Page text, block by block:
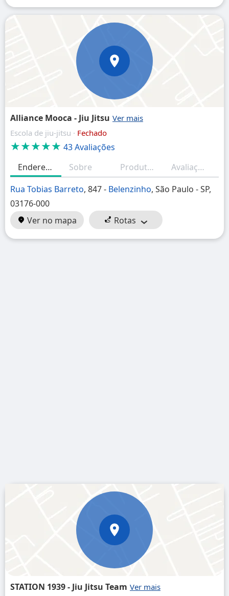
Alliance Mooca - Jiu Jitsu
Escola de jiu-jitsu · Fechado
★★★★★ 43 Avaliações
Endereço
Sobre Produtos/Serviços Avaliações
Rua Tobias Barreto, 847 - Belenzinho, São Paulo - SP,
03176-000
Ver no mapa
Rotas
STATION 1939 - Jiu Jitsu Team